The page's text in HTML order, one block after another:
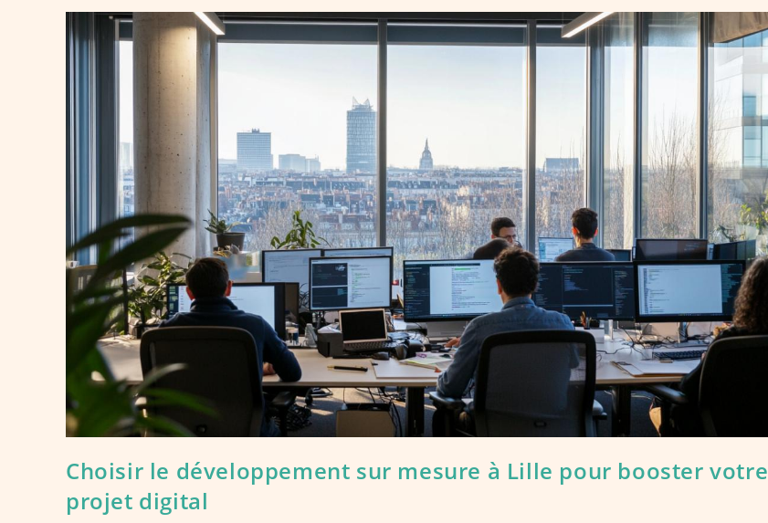
Un
Plan
Électrique
Efficace
Avec
Guide
Complet
Techniques
Unifilaires
Choisir le développement sur mesure à Lille pour booster votre
projet digital